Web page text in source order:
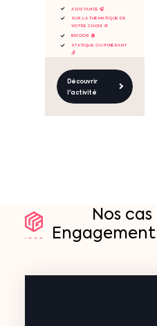
A DISTANCE 🎧
SUR LA THÉMATIQUE DE
VOTRE CHOIX 🎨
INDOOR 🏠
STATIQUE OU ITINÉRANT
🪑
Découvrir
l'activité
Nos cas
Engagement